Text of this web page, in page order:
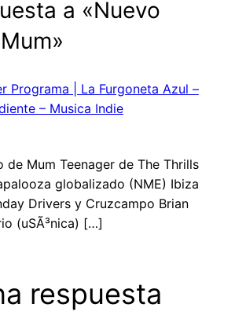
a «Nuevo
Programa | La Furgoneta Azul –
– Musica Indie
Mum Teenager de The Thrills
globalizado (NME) Ibiza
Drivers y Cruzcampo Brian
(uSÃ³nica) […]
respuesta